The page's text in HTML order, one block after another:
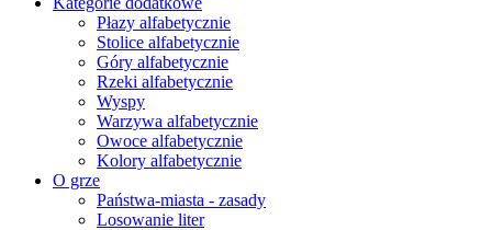
Płazy alfabetycznie
Stolice alfabetycznie
Góry alfabetycznie
Rzeki alfabetycznie
Wyspy
Warzywa alfabetycznie
Owoce alfabetycznie
Kolory alfabetycznie
O grze
Państwa-miasta - zasady
Losowanie liter